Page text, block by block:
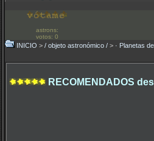
astrons:
votos: 0
INICIO > / objeto astronómico / > · Planetas
RECOMENDADOS